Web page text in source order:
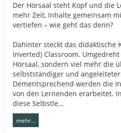
Der Hörsaal steht Kopf und die
mehr Zeit, Inhalte gemeinsam
vertiefen – wie geht das denn?
Dahinter steckt das didaktische
Inverted) Classroom.
Hörsaal, sondern viel mehr die
selbstständiger und
Dementsprechend werden die
von den Lernenden erarbeitet.
diese Selbstle…
mehr…